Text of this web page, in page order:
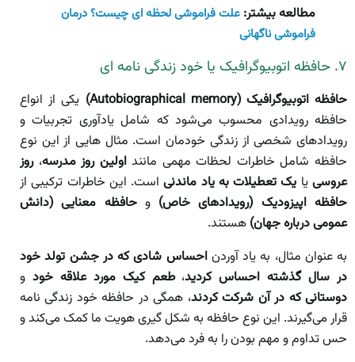
مطالعه بیشتر: علت فراموشی لحظه ای چیست؟ درمان
فراموشی ناگهانی
۷. حافظه اتوبیوگرافیک یا خود زندگی نامه ای
حافظه اتوبیوگرافیک (Autobiographical memory)
یکی از انواع
حافظه رویدادی محسوب می‌شود که شامل یادآوری تجربیات و
رویدادهای شخصی از زندگی خودمان است. مثال هایی از این نوع
حافظه شامل خاطرات لحظات مهمی ماننداولین روز مدرسه،روز
عروسییا یک تعطیلات به یاد ماندنیاست. این خاطرات ترکیبی از
حافظه اپیزودیک (رویدادهای خاص) وحافظه معنایی (دانش
عمومی درباره جهان) هستند.
به عنوان مثال، به یاد آوردناحساس شادی که در جشن تولد خود
در سال گذشته احساس کردید،طعم کیک مورد علاقه خود و
دوستانی که در آن شرکت کردند، همگی در حافظه خود زندگی نامه
قرار می‌گیرند. این نوع حافظه به شکل گیری هویت ما کمک می‌کند و
حس تداوم و مهم بودن را به فرد می‌دهد.